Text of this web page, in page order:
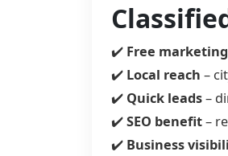
✔️ Free marketing
✔️ Local reach –
✔️ Quick leads–
✔️SEO benefit–
✔️ Business